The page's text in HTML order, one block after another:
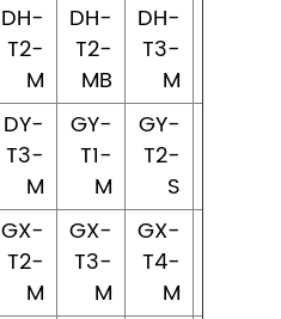
DH-
T2-
M
DH-
T2-
MB
DH-
T3-
M
DY-
T3-
M
GY-
T1-
M
GY-
T2-
S
GX-
T2-
M
GX-
T3-
M
GX-
T4-
M